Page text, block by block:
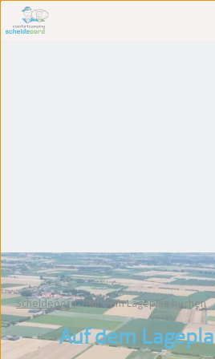
Scheldeoord Auf dem Lageplan buchen
Auf dem